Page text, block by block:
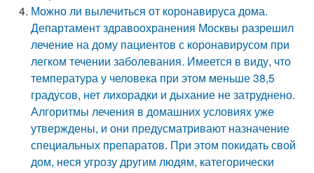
Можно ли вылечиться от коронавируса дома.
Департамент здравоохранения Москвы разрешил
лечение на дому пациентов с коронавирусом при
легком течении заболевания. Имеется в виду, что
температура у человека при этом меньше 38,5
градусов, нет лихорадки и дыхание не затруднено.
Алгоритмы лечения в домашних условиях уже
утверждены, и они предусматривают назначение
специальных препаратов. При этом покидать свой
дом, неся угрозу другим людям, категорически